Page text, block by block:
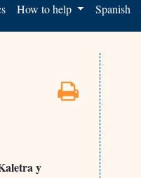
How to help Spanish
y